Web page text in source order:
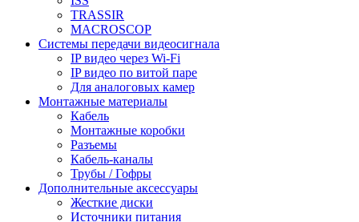
TRASSIR
MACROSCOP
Системы передачи видеосигнала
IP видео через Wi-Fi
IP видео по витой паре
Для аналоговых камер
Монтажные материалы
Кабель
Монтажные коробки
Разъемы
Кабель-каналы
Трубы / Гофры
Дополнительные аксессуары
Жесткие диски
Источники питания